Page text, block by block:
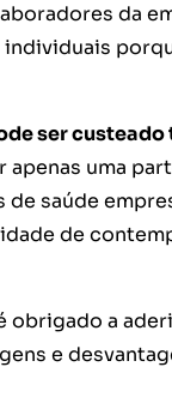
da
ser
uma
saúde
de
a
e